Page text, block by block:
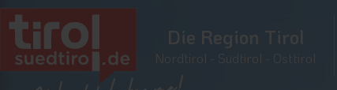
Die Region Tirol
Nordtirol - Südtirol - Osttirol